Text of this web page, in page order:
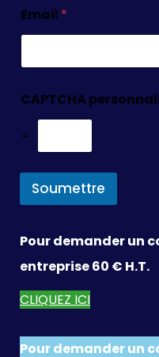
Email *
CAPTCHA
=
Soumettre
Pour demander un
entreprise 60 € H.T.
CLIQUEZ ICI
Pour demander un